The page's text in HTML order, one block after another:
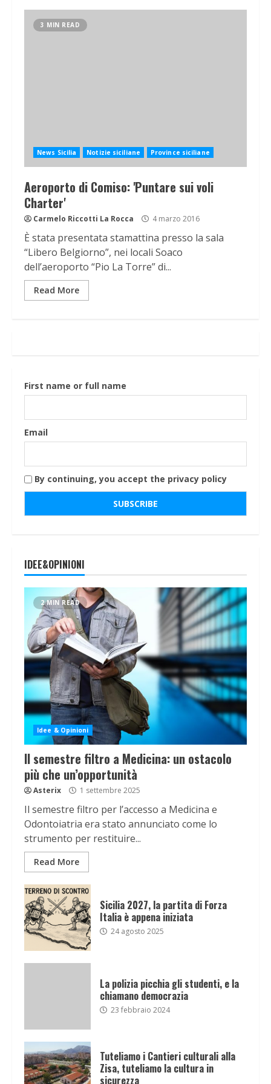
3 MIN READ
News Sicilia Notizie siciliane Province siciliane
Aeroporto di Comiso: 'Puntare sui voli
Charter'
Carmelo Riccotti La Rocca 4 marzo 2016
È stata presentata stamattina presso la sala
“Libero Belgiorno”, nei locali Soaco
dell’aeroporto “Pio La Torre” di...
Read More
First name or full name
Email
By continuing, you accept the privacy policy
IDEE&OPINIONI
2 MIN READ
Idee & Opinioni
Il semestre filtro a Medicina: un ostacolo
più che un’opportunità
Asterix 1 settembre 2025
Il semestre filtro per l’accesso a Medicina e
Odontoiatria era stato annunciato come lo
strumento per restituire...
Read More
Sicilia 2027, la partita di Forza
Italia è appena iniziata
24 agosto 2025
La polizia picchia gli studenti, e la
chiamano democrazia
23 febbraio 2024
Tuteliamo i Cantieri culturali alla
Zisa, tuteliamo la cultura in
sicurezza